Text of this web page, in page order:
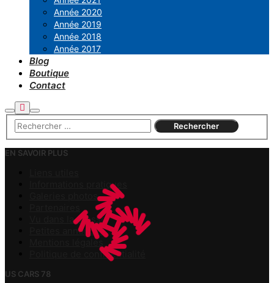
Année 2020
Année 2019
Année 2018
Année 2017
Blog
Boutique
Contact
Rechercher
Plus
d’infos
Menu
principal
EN SAVOIR PLUS
Informations pratiques
Galeries photos
Vu dans la presse
Petites annonces
Mentions légales
Politique de confidentialité
US CARS 78